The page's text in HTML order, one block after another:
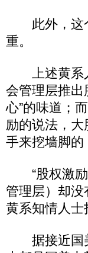
此外，这个
重。
上述黄系人
会管理层推出
心”的味道；
励的说法，大
手来挖墙脚的
“股权激励
管理层）却没
黄系知情人士
据接近国美